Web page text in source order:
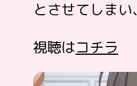
とさせてしま
視聴はコチラ